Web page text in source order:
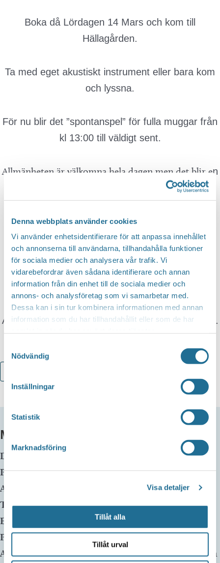
Denna webbplats använder cookies
Vi använder enhetsidentifierare för att anpassa innehållet
och annonserna till användarna, tillhandahålla funktioner
för sociala medier och analysera vår trafik. Vi
vidarebefordrar även sådana identifierare och annan
information från din enhet till de sociala medier och
annons- och analysföretag som vi samarbetar med.
Dessa kan i sin tur kombinera informationen med annan
information som du har tillhandahållit eller som de har
Nödvändig
Inställningar
Statistik
Marknadsföring
Visa detaljer
Tillåt alla
Tillåt urval
Boka då Lördagen 14 Mars och kom till
Hällagården.
Ta med eget akustiskt instrument eller bara kom
och lyssna.
För nu blir det ”spontanspel” för fulla muggar från
kl 13:00 till väldigt sent.
Allmänheten är välkomna hela dagen men det blir en
ca 15:30, sen fortsätter
”buskspelet”.
Kaffe och mat finns att köpa.
Vi tar en mindre entre’avgiftför lyssnande och
spelemän.
Arr: Klockrike Kapell och Föreningen Hällagården.
MER INFO
Datum: 14 mars kl 13:00
Plats:Hällagården
Adress:
Telefon:
E-mail:
Pris:50:- – 100:-
Arrangör:Klockrike Kapell, Föreningen Hällagården